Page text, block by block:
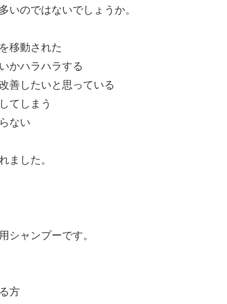
いのではないでしょうか。
移動された
かハラハラする
善したいと思っている
てしまう
ない
ました。
シャンプーです。
方